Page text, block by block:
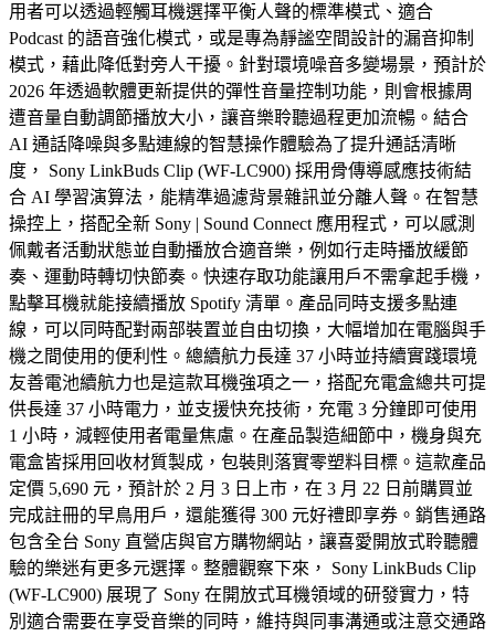
用者可以透過輕觸耳機選擇平衡人聲的標準模式、適合
Podcast 的語音強化模式，或是專為靜謐空間設計的漏音抑制
模式，藉此降低對旁人干擾。針對環境噪音多變場景，預計於
2026 年透過軟體更新提供的彈性音量控制功能，則會根據周
遭音量自動調節播放大小，讓音樂聆聽過程更加流暢。結合
AI 通話降噪與多點連線的智慧操作體驗為了提升通話清晰
度， Sony LinkBuds Clip (WF-LC900) 採用骨傳導感應技術結
合 AI 學習演算法，能精準過濾背景雜訊並分離人聲。在智慧
操控上，搭配全新 Sony | Sound Connect 應用程式，可以感測
佩戴者活動狀態並自動播放合適音樂，例如行走時播放緩節
奏、運動時轉切快節奏。快速存取功能讓用戶不需拿起手機，
點擊耳機就能接續播放 Spotify 清單。產品同時支援多點連
線，可以同時配對兩部裝置並自由切換，大幅增加在電腦與手
機之間使用的便利性。總續航力長達 37 小時並持續實踐環境
友善電池續航力也是這款耳機強項之一，搭配充電盒總共可提
供長達 37 小時電力，並支援快充技術，充電 3 分鐘即可使用
1 小時，減輕使用者電量焦慮。在產品製造細節中，機身與充
電盒皆採用回收材質製成，包裝則落實零塑料目標。這款產品
定價 5,690 元，預計於 2 月 3 日上市，在 3 月 22 日前購買並
完成註冊的早鳥用戶，還能獲得 300 元好禮即享券。銷售通路
包含全台 Sony 直營店與官方購物網站，讓喜愛開放式聆聽體
驗的樂迷有更多元選擇。整體觀察下來， Sony LinkBuds Clip
(WF-LC900) 展現了 Sony 在開放式耳機領域的研發實力，特
別適合需要在享受音樂的同時，維持與同事溝通或注意交通路